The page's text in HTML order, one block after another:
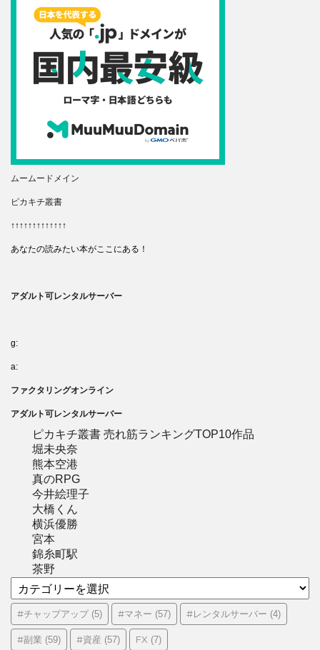
ムームードメイン
ピカキチ叢書
↑↑↑↑↑↑↑↑↑↑↑↑↑
あなたの読みたい本がここにある！
アダルト可レンタルサーバー
g:
a:
ファクタリングオンライン
アダルト可レンタルサーバー
ピカキチ叢書 売れ筋ランキングTOP10作品
堀未央奈
熊本空港
真のRPG
今井絵理子
大橋くん
横浜優勝
宮本
錦糸町駅
茶野
テ
ゴ
リ
ー
#チャップアップ(5) #マネー (57) #レンタルサーバー (4)
#副業 (59) #資産 (57) FX (7)